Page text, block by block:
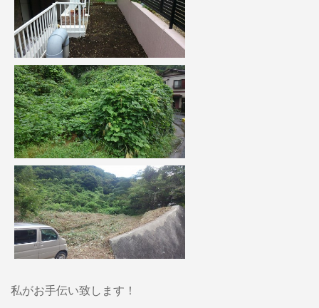
私がお手伝い致します！